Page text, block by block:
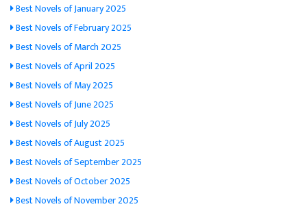
Best Novels of January 2025
Best Novels of February 2025
Best Novels of March 2025
Best Novels of April 2025
Best Novels of May 2025
Best Novels of June 2025
Best Novels of July 2025
Best Novels of August 2025
Best Novels of September 2025
Best Novels of October 2025
Best Novels of November 2025